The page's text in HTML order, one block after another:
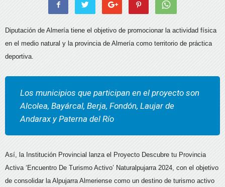
Diputación de Almería tiene el objetivo de promocionar la actividad física
en el medio natural y la provincia de Almería como territorio de práctica
deportiva.
Los municipios que participan en el proyecto son
Alcolea, Bayárcal, Berja, Fondón, Laujar de
Andarax y Paterna del Río
Así, la Institución Provincial lanza el Proyecto Descubre tu Provincia
Activa ‘Encuentro De Turismo Activo’ Naturalpujarra 2024, con el objetivo
de consolidar la Alpujarra Almeriense como un destino de turismo activo